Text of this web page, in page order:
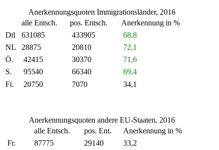
Anerkennungsquoten Immigrationsländer, 2016
alle Entsch.
pos. Entsch.
Anerkennung in %
Dtl
631085 433905
68,8
NL
28875 20810
72,1
Ö.
42415 30370
71,6
S.
95540 66340
69,4
Fi.
20750 7070 34,1
Anerkennungsquoten andere EU-Staaten, 2016
alle Entsch.
pos. Ent.
Anerkennung in %
Fr.
87775 29140
33,2